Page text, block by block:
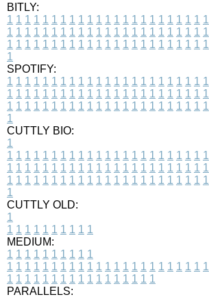
BITLY:
1 1 1 1 1 1 1 1 1 1 1 1 1 1 1 1 1 1 1 1 1 1 1
1 1 1 1 1 1 1 1 1 1 1 1 1 1 1 1 1 1 1 1 1 1 1
1 1 1 1 1 1 1 1 1 1 1 1 1 1 1 1 1 1 1 1 1 1 1
1
SPOTIFY:
1 1 1 1 1 1 1 1 1 1 1 1 1 1 1 1 1 1 1 1 1 1 1
1 1 1 1 1 1 1 1 1 1 1 1 1 1 1 1 1 1 1 1 1 1 1
1 1 1 1 1 1 1 1 1 1 1 1 1 1 1 1 1 1 1 1 1 1 1
1
CUTTLY BIO:
1
1 1 1 1 1 1 1 1 1 1 1 1 1 1 1 1 1 1 1 1 1 1 1
1 1 1 1 1 1 1 1 1 1 1 1 1 1 1 1 1 1 1 1 1 1 1
1 1 1 1 1 1 1 1 1 1 1 1 1 1 1 1 1 1 1 1 1 1 1
1
CUTTLY OLD:
1
1 1 1 1 1 1 1 1 1 1
MEDIUM:
1 1 1 1 1 1 1 1 1 1
1 1 1 1 1 1 1 1 1 1 1 1 1 1 1 1 1 1 1 1 1 1 1
1 1 1 1 1 1 1 1 1 1 1 1 1 1 1 1 1
PARALLELS: